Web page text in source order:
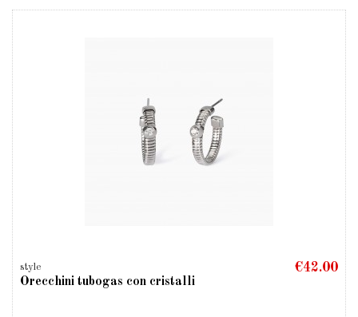
style
Orecchini tubogas con cristalli
€42.00